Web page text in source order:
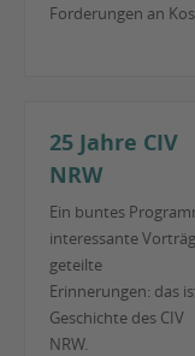
Forderungen an
25 Jahre CIV
NRW
Ein buntes
interessante
geteilte
Erinnerungen: das
Geschichte des CIV
NRW.